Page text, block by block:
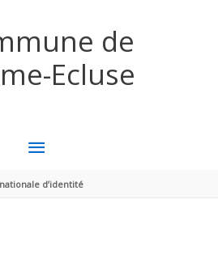
de
Ecluse
MENU
PRINCIPAL
d’identité